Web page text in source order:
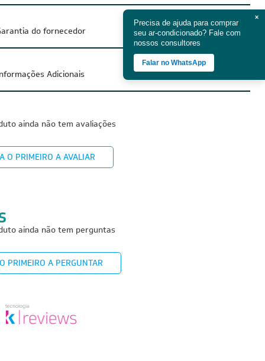
do fornecedor
Adicionais
ainda não tem avaliações
O PRIMEIRO A AVALIAR
ainda não tem perguntas
PRIMEIRO A PERGUNTAR
×
Precisa de ajuda para comprar
seu ar-condicionado? Fale com
nossos consultores
Falar no WhatsApp